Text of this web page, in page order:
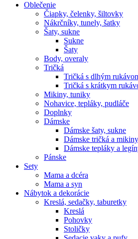
Oblečenie
Čiapky, čelenky, šiltovky
Nákrčníky, tunely, šatky
Šaty, sukne
Sukne
Šaty
Body, overaly
Tričká
Tričká s dlhým
Tričká s krátkym
Mikiny, tuniky
Nohavice, tepláky, pudláče
Doplnky
Dámske
Dámske šaty, sukne
Dámske tričká a mikiny
Dámske tepláky a
Pánske
Sety
Mama a dcéra
Mama a syn
Nábytok a dekorácie
Kreslá, sedačky, taburetky
Kreslá
Pohovky
Stoličky